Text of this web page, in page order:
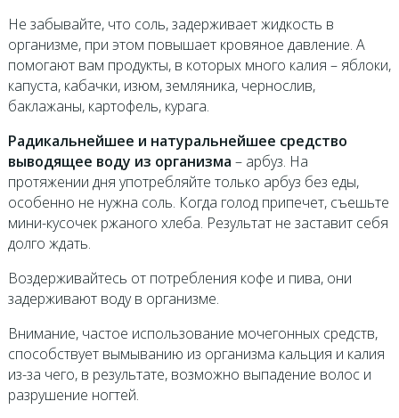
Не забывайте, что соль, задерживает жидкость в
организме, при этом повышает кровяное давление. А
помогают вам продукты, в которых много калия – яблоки,
капуста, кабачки, изюм, земляника, чернослив,
баклажаны, картофель, курага.
Радикальнейшее и натуральнейшее средство
выводящее воду из организма – арбуз. На
протяжении дня употребляйте только арбуз без еды,
особенно не нужна соль. Когда голод припечет, съешьте
мини-кусочек ржаного хлеба. Результат не заставит себя
долго ждать.
Воздерживайтесь от потребления кофе и пива, они
задерживают воду в организме.
Внимание, частое использование мочегонных средств,
способствует вымыванию из организма кальция и калия
из-за чего, в результате, возможно выпадение волос и
разрушение ногтей.